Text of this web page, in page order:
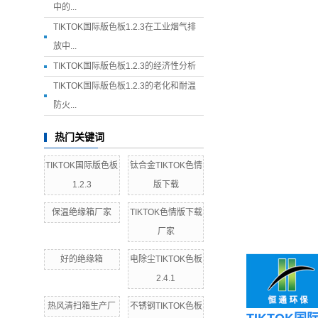
中的...
TIKTOK国际版色板1.2.3在工业烟气排
放中...
TIKTOK国际版色板1.2.3的经济性分析
TIKTOK国际版色板1.2.3的老化和耐温
防火...
热门关键词
TIKTOK国际版色板
1.2.3
钛合金TIKTOK色情
版下载
保温绝缘箱厂家
TIKTOK色情版下载
厂家
好的绝缘箱
电除尘TIKTOK色板
2.4.1
热风清扫箱生产厂 不锈钢TIKTOK色板